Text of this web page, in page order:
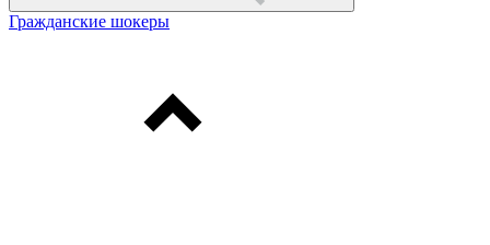
Гражданские шокеры